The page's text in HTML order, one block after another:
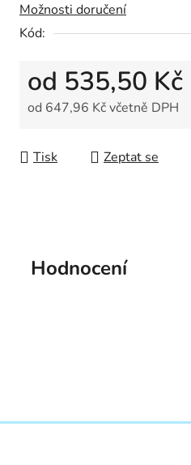
5
hvězdiček.
Možnosti doručení
Kód:
od 535,50 Kč
od 647,96 Kčvčetně DPH
Tisk
Zeptat se
Hodnocení